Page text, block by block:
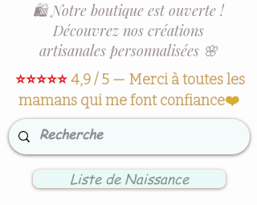
🛍️ Notre boutique est ouverte !
Découvrez nos créations
artisanales personnalisées 🌸
⭐⭐⭐⭐⭐4,9 / 5 — Merci à toutes les
mamans qui me font confiance❤️
Liste de Naissance